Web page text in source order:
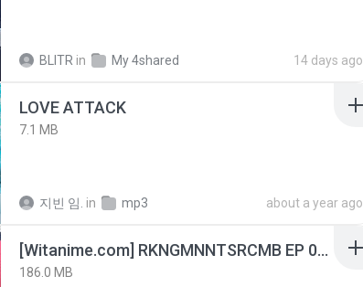
BLITR in My 4shared 14 days ago
LOVE ATTACK
7.1 MB
지빈 임. in mp3 about a year ago
[Witanime.com] RKNGMNNTSRCMB EP 05 HD.mp4
186.0 MB